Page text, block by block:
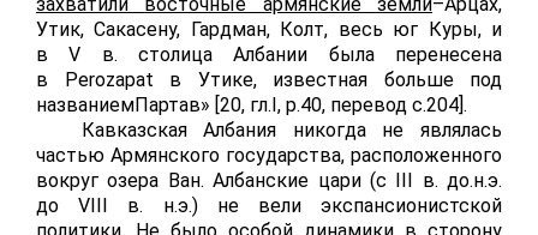
Утик, Сакасену, Гардман, Колт, весь юг Куры, и
вV в. столица Албании была перенесена
в Perozapat в Утике, известная больше под
названиемПартав» [20, гл.I, p.40, перевод с.204].
Кавказская Албания никогда не являлась
частью Армянского государства, расположенного
вокруг озера Ван. Албанские цари (с III в. до.н.э.
доVIII в. н.э.) не вели экспансионистской